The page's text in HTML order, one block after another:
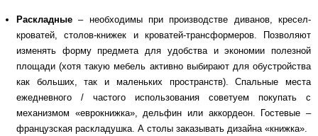
Раскладные– необходимы при производстве диванов, кресел-
кроватей, столов-книжек и кроватей-трансформеров. Позволяют
изменять форму предмета для удобства и экономии полезной
площади (хотя такую мебель активно выбирают для обустройства
как больших, так и маленьких пространств). Спальные места
ежедневного / частого использования советуем покупать с
механизмом «еврокнижка», дельфин или аккордеон. Гостевые –
французская раскладушка. А столы заказывать дизайна «книжка».